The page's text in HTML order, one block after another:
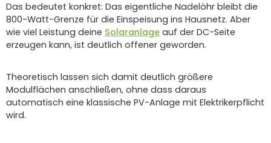
Das bedeutet konkret: Das eigentliche Nadelöhr bleibt die
800-Watt-Grenze für die Einspeisung ins Hausnetz. Aber
wie viel Leistung deine Solaranlage auf der DC-Seite
erzeugen kann, ist deutlich offener geworden.
Theoretisch lassen sich damit deutlich größere
Modulflächen anschließen, ohne dass daraus
automatisch eine klassische PV-Anlage mit Elektrikerpflicht
wird.